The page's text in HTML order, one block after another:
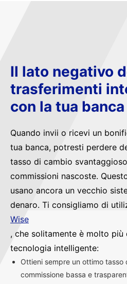
Il lato negativo
trasferimenti
con la tua banca
Quando invii o ricevi un
tua banca, potresti perdere
tasso di cambio
commissioni nascoste.
usano ancora un vecchio
denaro. Ti consigliamo di
Wise
, che solitamente è molto
tecnologia intelligente:
Ottieni sempre un ottimo tasso
commissione bassa e